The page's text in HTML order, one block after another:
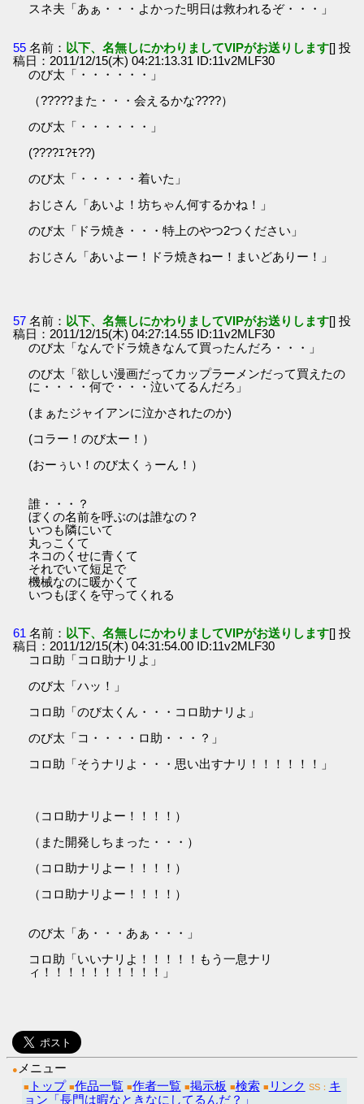
スネ夫「あぁ・・・よかった明日は救われるぞ・・・」
55 名前： 以下、名無しにかわりましてVIPがお送りします[] 投
稿日：2011/12/15(木) 04:21:13.31 ID:11v2MLF30
のび太「・・・・・・」
（?????また・・・会えるかな????）
のび太「・・・・・・」
(????ｴ?ﾓ??)
のび太「・・・・・着いた」
おじさん「あいよ！坊ちゃん何するかね！」
のび太「ドラ焼き・・・特上のやつ2つください」
おじさん「あいよー！ドラ焼きねー！まいどありー！」
57 名前： 以下、名無しにかわりましてVIPがお送りします[] 投
稿日：2011/12/15(木) 04:27:14.55 ID:11v2MLF30
のび太「なんでドラ焼きなんて買ったんだろ・・・」
のび太「欲しい漫画だってカップラーメンだって買えたの
に・・・・何で・・・泣いてるんだろ」
(まぁたジャイアンに泣かされたのか)
(コラー！のび太ー！）
(おーぅい！のび太くぅーん！）
誰・・・？
ぼくの名前を呼ぶのは誰なの？
いつも隣にいて
丸っこくて
ネコのくせに青くて
それでいて短足で
機械なのに暖かくて
いつもぼくを守ってくれる
61 名前： 以下、名無しにかわりましてVIPがお送りします[] 投
稿日：2011/12/15(木) 04:31:54.00 ID:11v2MLF30
コロ助「コロ助ナリよ」
のび太「ハッ！」
コロ助「のび太くん・・・コロ助ナリよ」
のび太「コ・・・・ロ助・・・？」
コロ助「そうナリよ・・・思い出すナリ！！！！！！」
（コロ助ナリよー！！！！）
（また開発しちまった・・・）
（コロ助ナリよー！！！！）
（コロ助ナリよー！！！！）
のび太「あ・・・あぁ・・・」
コロ助「いいナリよ！！！！！もう一息ナリ
ィ！！！！！！！！！！」
● メニュー
■ トップ ■作品一覧 ■作者一覧 ■掲示板 ■検索 ■ リンク SS： キ
ョン「長門は暇なときなにしてるんだ？」